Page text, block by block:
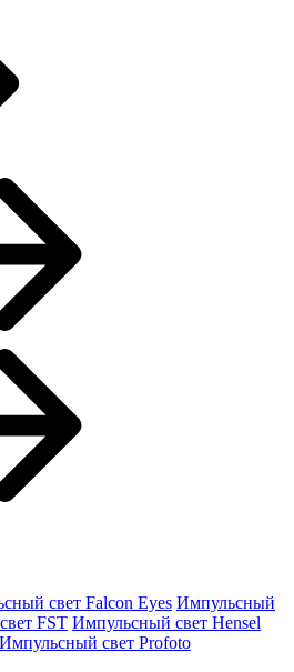
свет Falcon Eyes Импульсный
FST Импульсный свет Hensel
Импульсный свет Profoto